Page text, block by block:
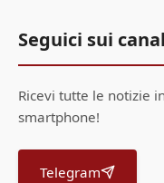
Seguici sui
Ricevi tutte le notizie
smartphone!
Telegram